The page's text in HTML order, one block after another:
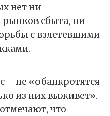
нет ни
сбыта, ни
с взлетевшими
– не «обанкротятся
из них выживет».
что